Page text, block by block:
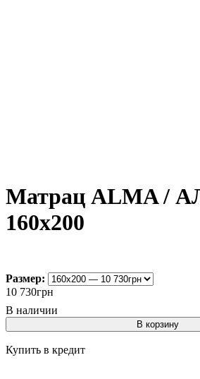
Матрац ALMA /
160x200
Размер:
10 730грн
В корзину
Купить в кредит